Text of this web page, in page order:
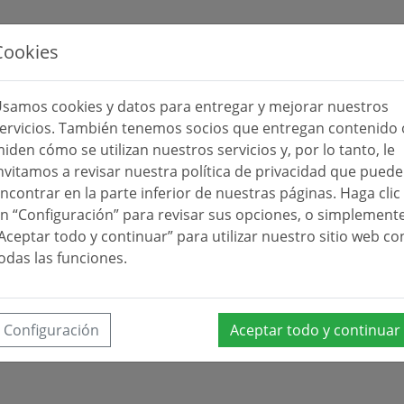
cookies y datos para entregar y mejorar nuestros
También tenemos socios que entregan contenido
cómo se utilizan nuestros servicios y, por lo tanto, le
a revisar nuestra política de privacidad que puede
en la parte inferior de nuestras páginas. Haga clic
“Configuración” para revisar sus opciones, o
todo y continuar” para utilizar nuestro sitio web
las funciones.
Configuración Aceptar todo y continuar